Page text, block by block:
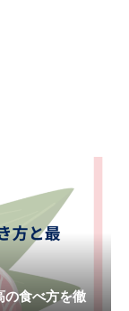
の食べ方を徹